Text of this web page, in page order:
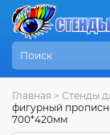
Главная > Стенды
фигурный
700*420мм